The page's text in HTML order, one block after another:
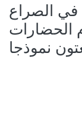
في الصراع
الحضارات
نموذجا